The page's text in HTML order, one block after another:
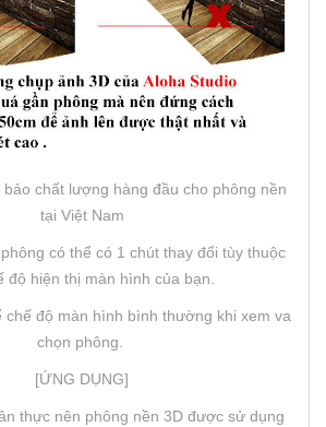
bảo chất lượng hàng đầu cho phông nền
tại Việt Nam
có thể có 1 chút thay đổi tùy thuộc
độ hiện thị màn hình của bạn.
chế độ màn hình bình thường khi xem va
chọn phông.
[ỨNG DỤNG]
thực nên phông nền 3D được sử dụng